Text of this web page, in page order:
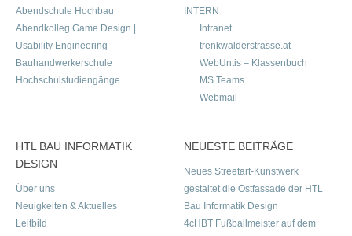
Abendschule Hochbau
Abendkolleg Game Design |
Usability Engineering
Bauhandwerkerschule
Hochschulstudiengänge
INTERN
Intranet
trenkwalderstrasse.at
WebUntis – Klassenbuch
MS Teams
Webmail
HTL BAU INFORMATIK
DESIGN
Über uns
Neuigkeiten & Aktuelles
Leitbild
NEUESTE BEITRÄGE
Neues Streetart-Kunstwerk
gestaltet die Ostfassade der HTL
Bau Informatik Design
4cHBT Fußballmeister auf dem